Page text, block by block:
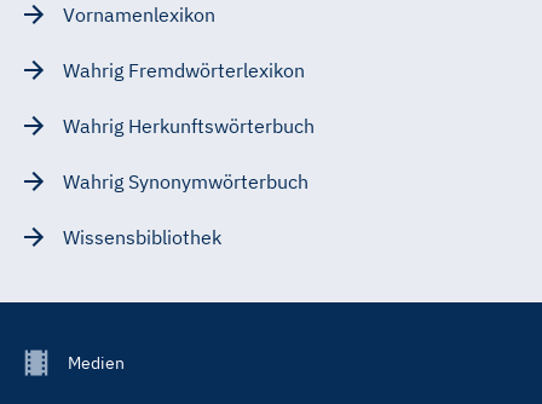
Vornamenlexikon
Wahrig Fremdwörterlexikon
Wahrig Herkunftswörterbuch
Wahrig Synonymwörterbuch
Wissensbibliothek
FooterMedien